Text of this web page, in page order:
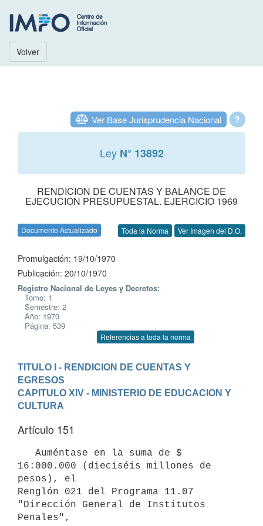
Volver
?
Ver Base Jurisprudencia Nacional
Ley N° 13892
RENDICION DE CUENTAS Y BALANCE DE
EJECUCION PRESUPUESTAL. EJERCICIO 1969
Documento Actualizado Toda la Norma Ver Imagen del D.O.
Promulgación: 19/10/1970
Publicación: 20/10/1970
Registro Nacional de Leyes y Decretos:
Tomo: 1
Semestre: 2
Año: 1970
Página: 539
Referencias a toda la norma
TITULO I - RENDICION DE CUENTAS Y
EGRESOS
CAPITULO XIV - MINISTERIO DE EDUCACION Y
CULTURA
Artículo 151
16:000.000 (dieciséis millones de
pesos), el
Renglón 021 del Programa 11.07
"Dirección General de Institutos
Penales",